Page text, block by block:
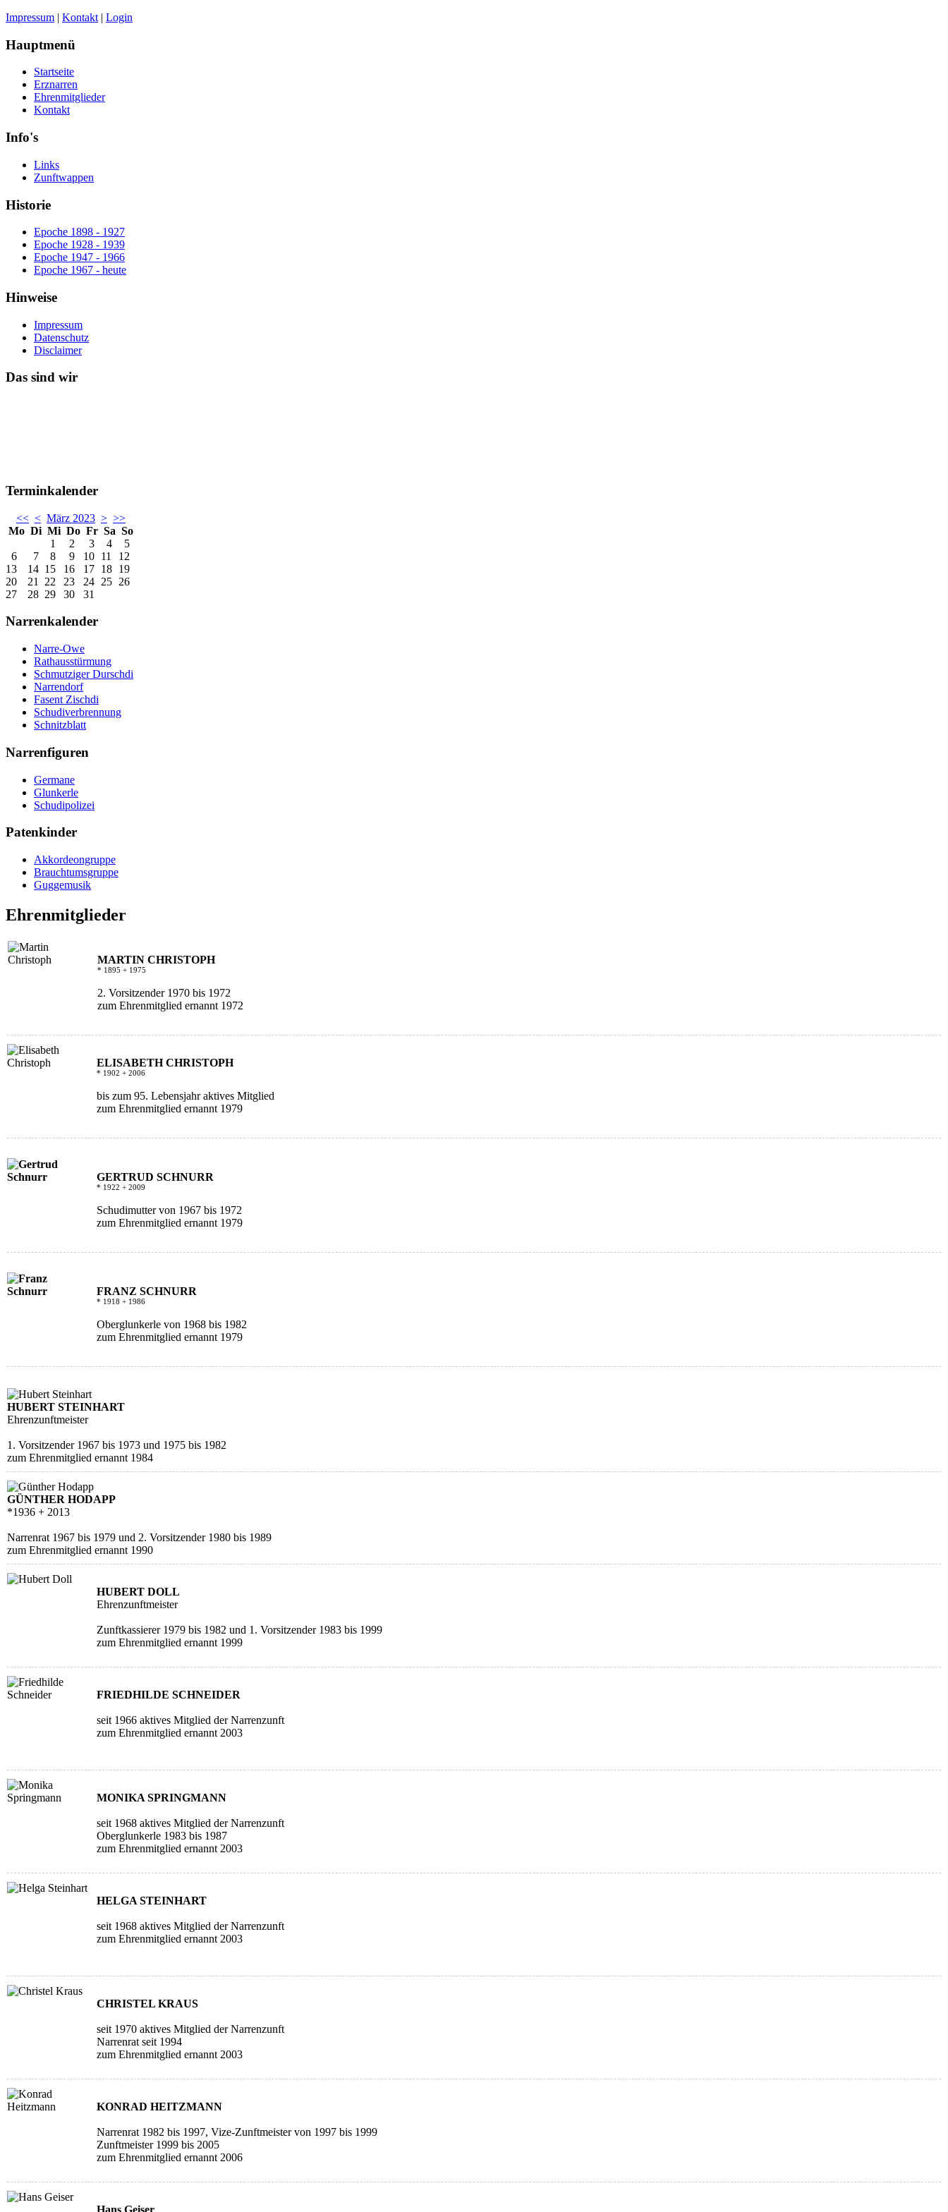
Impressum | Kontakt | Login
Hauptmenü
Startseite
Erznarren
Ehrenmitglieder
Kontakt
Info's
Links
Zunftwappen
Historie
Epoche 1898 - 1927
Epoche 1928 - 1939
Epoche 1947 - 1966
Epoche 1967 - heute
Hinweise
Impressum
Datenschutz
Disclaimer
Das sind wir
Terminkalender
<< < März 2023 > >>
Mo Di Mi Do Fr Sa So
1
2 3 4
5
6
7 8 9 10 11
12
13
14 15 16 17 18 19
20
21 22 23 24 25 26
27
28 29 30 31
Narrenkalender
Narre-Owe
Rathausstürmung
Schmutziger Durschdi
Narrendorf
Fasent Zischdi
Schudiverbrennung
Schnitzblatt
Narrenfiguren
Germane
Glunkerle
Schudipolizei
Patenkinder
Akkordeongruppe
Brauchtumsgruppe
Guggemusik
Ehrenmitglieder
MARTIN CHRISTOPH
* 1895 + 1975
2. Vorsitzender 1970 bis 1972
zum Ehrenmitglied ernannt 1972
ELISABETH CHRISTOPH
* 1902 + 2006
bis zum 95. Lebensjahr aktives Mitglied
zum Ehrenmitglied ernannt 1979
GERTRUD SCHNURR
* 1922 + 2009
Schudimutter von 1967 bis 1972
zum Ehrenmitglied ernannt 1979
FRANZ SCHNURR
* 1918 + 1986
Oberglunkerle von 1968 bis 1982
zum Ehrenmitglied ernannt 1979
HUBERT STEINHART
Ehrenzunftmeister
1. Vorsitzender 1967 bis 1973 und 1975 bis 1982
zum Ehrenmitglied ernannt 1984
GÜNTHER HODAPP
*1936 + 2013
Narrenrat 1967 bis 1979 und 2. Vorsitzender 1980 bis 1989
zum Ehrenmitglied ernannt 1990
HUBERT DOLL
Ehrenzunftmeister
Zunftkassierer 1979 bis 1982 und 1. Vorsitzender 1983 bis 1999
zum Ehrenmitglied ernannt 1999
FRIEDHILDE SCHNEIDER
seit 1966 aktives Mitglied der Narrenzunft
zum Ehrenmitglied ernannt 2003
MONIKA SPRINGMANN
seit 1968 aktives Mitglied der Narrenzunft
Oberglunkerle 1983 bis 1987
zum Ehrenmitglied ernannt 2003
HELGA STEINHART
seit 1968 aktives Mitglied der Narrenzunft
zum Ehrenmitglied ernannt 2003
CHRISTEL KRAUS
seit 1970 aktives Mitglied der Narrenzunft
Narrenrat seit 1994
zum Ehrenmitglied ernannt 2003
KONRAD HEITZMANN
Narrenrat 1982 bis 1997, Vize-Zunftmeister von 1997 bis 1999
Zunftmeister 1999 bis 2005
zum Ehrenmitglied ernannt 2006
Hans Geiser